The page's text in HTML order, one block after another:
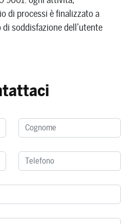
di processi è finalizzato a
soddisfazione dell’utente